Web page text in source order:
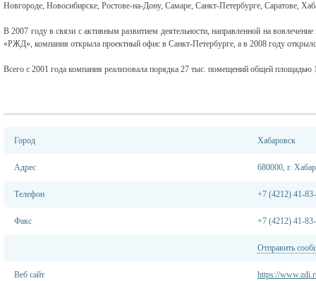
Новгороде, Новосибирске, Ростове-на-Дону, Самаре, Санкт-Петербурге, Саратове,
В 2007 году в связи с активным развитием деятельности, направленной на
«РЖД», компания открыла проектный офис в Санкт-Петербурге, а в 2008 году
Всего с 2001 года компания реализовала порядка 27 тыс. помещений общей
Город Хабаровск
Адрес 680000, г.
Телефон +7 (4212) 41-
Факс +7 (4212) 41-
Отправить
Веб сайт https://